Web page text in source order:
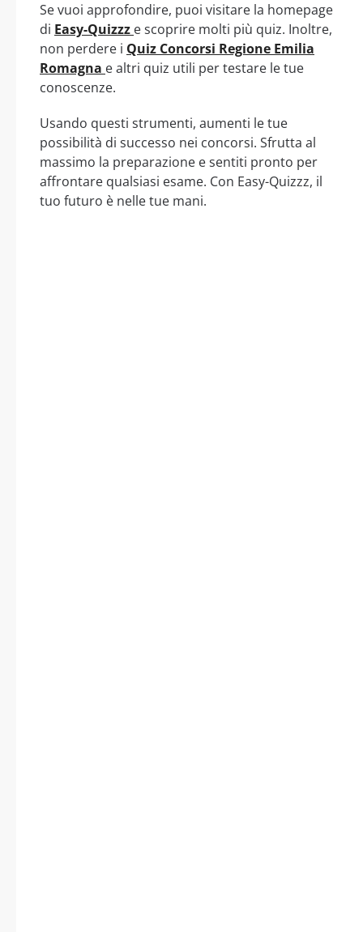
Se vuoi approfondire, puoi visitare la homepage
di Easy-Quizzz e scoprire molti più quiz. Inoltre,
non perdere i Quiz Concorsi Regione Emilia
Romagna e altri quiz utili per testare le tue
conoscenze.
Usando questi strumenti, aumenti le tue
possibilità di successo nei concorsi. Sfrutta al
massimo la preparazione e sentiti pronto per
affrontare qualsiasi esame. Con Easy-Quizzz, il
tuo futuro è nelle tue mani.